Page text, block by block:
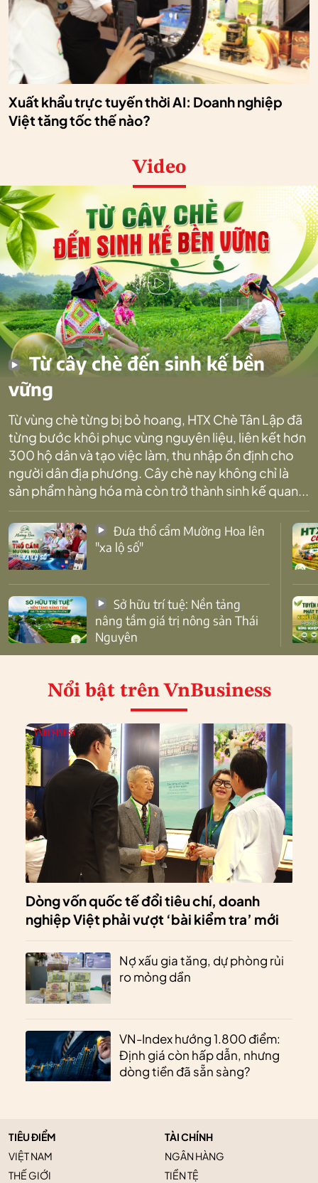
Xuất khẩu trực tuyến thời AI: Doanh nghiệp
Việt tăng tốc thế nào?
Video
Từ cây chè đến sinh kế bền
vững
Từ vùng chè từng bị bỏ hoang, HTX Chè Tân Lập đã
từng bước khôi phục vùng nguyên liệu, liên kết hơn
300 hộ dân và tạo việc làm, thu nhập ổn định cho
người dân địa phương. Cây chè nay không chỉ là
sản phẩm hàng hóa mà còn trở thành sinh kế quan...
"xa lộ số"
nâng tầm giá trị nông sản Thái
Nguyên
Nổi bật trên VnBusiness
Dòng vốn quốc tế đổi tiêu chí, doanh
nghiệp Việt phải vượt ‘bài kiểm tra’ mới
Nợ xấu gia tăng, dự phòng rủi
ro mỏng dần
VN-Index hướng 1.800 điểm:
Định giá còn hấp dẫn, nhưng
dòng tiền đã sẵn sàng?
TIÊU ĐIỂM
VIỆT NAM
THẾ GIỚI
TÀI CHÍNH
NGÂN HÀNG
TIỀN TỆ